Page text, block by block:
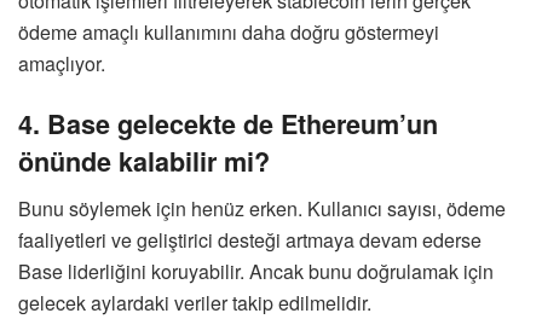
ödeme amaçlı kullanımını daha doğru göstermeyi
amaçlıyor.
4. Base gelecekte de Ethereum’un
önünde kalabilir mi?
Bunu söylemek için henüz erken. Kullanıcı sayısı, ödeme
faaliyetleri ve geliştirici desteği artmaya devam ederse
Base liderliğini koruyabilir. Ancak bunu doğrulamak için
gelecek aylardaki veriler takip edilmelidir.